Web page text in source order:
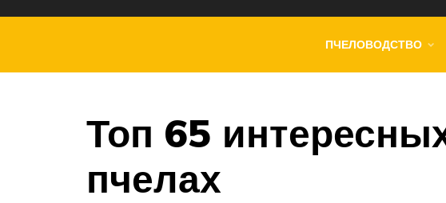
ПЧЕЛОВОДСТВО
Топ 65
пчелах